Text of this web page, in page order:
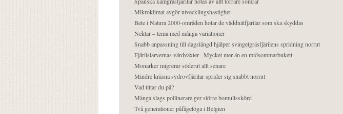
Mikroklimat avgör utvecklingshastighet
Bete i Natura 2000-områden hotar de väddnätfjärilar som ska skyddas
Nektar – tema med många variationer
Snabb anpassning till dagslängd hjälper svingelgräsfjärilens spridning norrut
Fjärilslarvernas värdväxter– Mycket mer än en midsommarbukett
Monarker migrerar söderut allt senare
Mindre kräsna sydrovfjärilar sprider sig snabbt norrut
Vad tittar du på?
Många slags pollinerare ger större bomullsskörd
Två generationer påfågelöga i Belgien